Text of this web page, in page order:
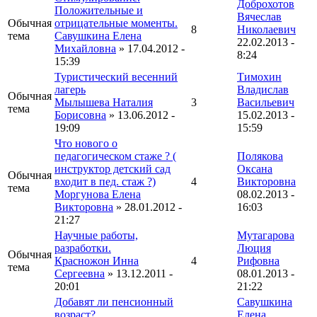
Обычная
тема
Положительные и
отрицательные моменты.
Савушкина Елена
Михайловна » 17.04.2012 -
15:39
8
Доброхотов
Вячеслав
Николаевич
22.02.2013 -
8:24
Обычная
тема
Туристический весенний
лагерь
Мылышева Наталия
Борисовна » 13.06.2012 -
19:09
3
Тимохин
Владислав
Васильевич
15.02.2013 -
15:59
Обычная
тема
Что нового о
педагогическом стаже ? (
инструктор детский сад
входит в пед. стаж ?)
Моргунова Елена
Викторовна » 28.01.2012 -
21:27
4
Полякова
Оксана
Викторовна
08.02.2013 -
16:03
Обычная
тема
Научные работы,
разработки.
Красножон Инна
Сергеевна » 13.12.2011 -
20:01
4
Мутагарова
Люция
Рифовна
08.01.2013 -
21:22
Добавят ли пенсионный
возраст?
Савушкина
Елена